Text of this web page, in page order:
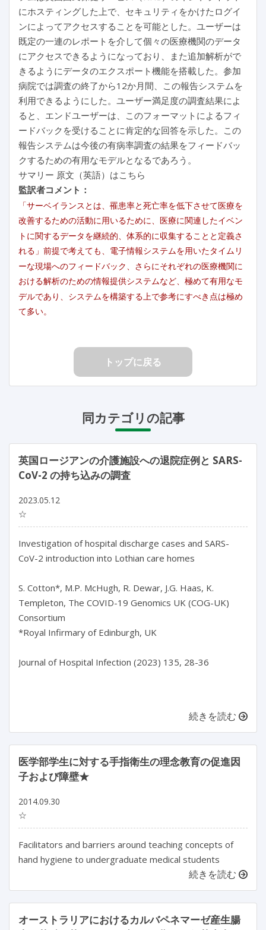
にホスティングした上で、セキュリティをかけたログイ
ンによってアクセスすることを可能とした。ユーザーは
既定の一連のレポートを介して個々の医療機関のデータ
にアクセスできるようになっており、また追加解析がで
きるようにデータのエクスポート機能を搭載した。参加
病院では調査の終了から12か月間、この報告システムを
利用できるようにした。ユーザー満足度の調査結果によ
ると、エンドユーザーは、このフォーマットによるフィ
ードバックを受けることに肯定的な回答を示した。この
報告システムは今後の有病率調査の結果をフィードバッ
クするための有用なモデルとなるであろう。
サマリー 原文（英語）はこちら
監訳者コメント：
「サーベイランスとは、罹患率と死亡率を低下させて医療を
改善するための活動に用いるために、医療に関連したイベン
トに関するデータを継続的、体系的に収集することと定義さ
れる」前提で考えても、電子情報システムを用いたタイムリ
ーな現場へのフィードバック、さらにそれぞれの医療機関に
おける解析のための情報提供システムなど、極めて有用なモ
デルであり、システムを構築する上で参考にすべき点は極め
て多い。
トップに戻る
同カテゴリの記事
英国ロージアンの介護施設への退院症例と SARS-
CoV-2 の持ち込みの調査
2023.05.12
☆
Investigation of hospital discharge cases and SARS-
CoV-2 introduction into Lothian care homes
S. Cotton*, M.P. McHugh, R. Dewar, J.G. Haas, K.
Templeton, The COVID-19 Genomics UK (COG-UK)
Consortium
*Royal Infirmary of Edinburgh, UK
Journal of Hospital Infection (2023) 135, 28-36
続きを読む
医学部学生に対する手指衛生の理念教育の促進因
子および障壁★
2014.09.30
☆
Facilitators and barriers around teaching concepts of
hand hygiene to undergraduate medical students
続きを読む
オーストラリアにおけるカルバペネマーゼ産生腸